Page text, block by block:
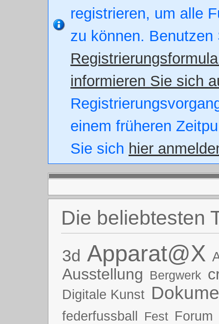
registrieren, um alle
zu können. Benutzen
informieren Sie sich
einem früheren
Sie sich hier
Die beliebtesten
3d Apparat@X
Ausstellung Bergwerk
Digitale Kunst
federfussball Fest Forum